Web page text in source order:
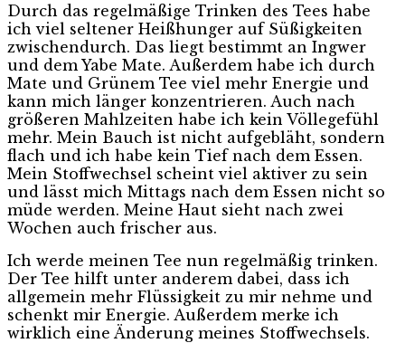
Durch das regelmäßige Trinken des Tees habe
ich viel seltener Heißhunger auf Süßigkeiten
zwischendurch. Das liegt bestimmt an Ingwer
und dem Yabe Mate. Außerdem habe ich durch
Mate und Grünem Tee viel mehr Energie und
kann mich länger konzentrieren. Auch nach
größeren Mahlzeiten habe ich kein Völlegefühl
mehr. Mein Bauch ist nicht aufgebläht, sondern
flach und ich habe kein Tief nach dem Essen.
Mein Stoffwechsel scheint viel aktiver zu sein
und lässt mich Mittags nach dem Essen nicht so
müde werden. Meine Haut sieht nach zwei
Wochen auch frischer aus.
Ich werde meinen Tee nun regelmäßig trinken.
Der Tee hilft unter anderem dabei, dass ich
allgemein mehr Flüssigkeit zu mir nehme und
schenkt mir Energie. Außerdem merke ich
wirklich eine Änderung meines Stoffwechsels.